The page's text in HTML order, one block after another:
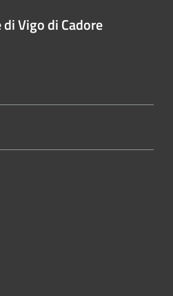
Vigo di Cadore